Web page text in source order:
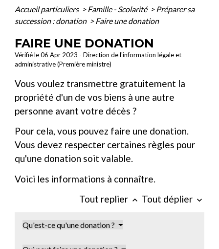
Accueil particuliers > Famille - Scolarité > Préparer sa
succession : donation > Faire une donation
FAIRE UNE DONATION
Vérifié le 06 Apr 2023 - Direction de l'information légale et
administrative (Première ministre)
Vous voulez transmettre gratuitement la
propriété d'un de vos biens à une autre
personne avant votre décès ?
Pour cela, vous pouvez faire une donation.
Vous devez respecter certaines règles pour
qu'une donation soit valable.
Voici les informations à connaître.
Tout replier keyboard_arrow_up Tout déplier keyboard_arrow_down
Qu'est-ce qu'une donation ?